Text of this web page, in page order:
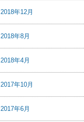
2018年12月
2018年8月
2018年4月
2017年10月
2017年6月